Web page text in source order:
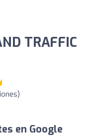
TRAFFIC
en Google